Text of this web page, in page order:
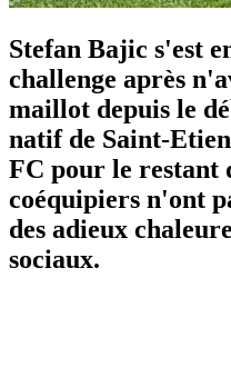
Stefan Bajic s'est
challenge après
maillot depuis le
natif de Saint-
FC pour le restant
coéquipiers n'ont
des adieux
sociaux.